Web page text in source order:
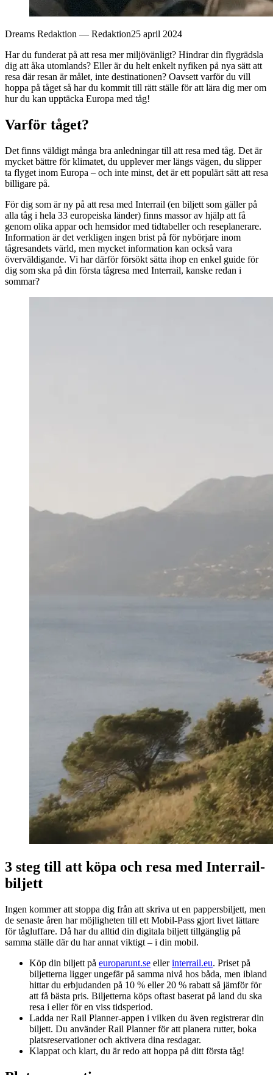
Dreams Redaktion — Redaktion25 april 2024
Har du funderat på att resa mer miljövänligt? Hindrar din flygrädsla
dig att åka utomlands? Eller är du helt enkelt nyfiken på nya sätt att
resa där resan är målet, inte destinationen? Oavsett varför du vill
hoppa på tåget så har du kommit till rätt ställe för att lära dig mer om
hur du kan upptäcka Europa med tåg!
Varför tåget?
Det finns väldigt många bra anledningar till att resa med tåg. Det är
mycket bättre för klimatet, du upplever mer längs vägen, du slipper
ta flyget inom Europa – och inte minst, det är ett populärt sätt att resa
billigare på.
För dig som är ny på att resa med Interrail (en biljett som gäller på
alla tåg i hela 33 europeiska länder) finns massor av hjälp att få
genom olika appar och hemsidor med tidtabeller och reseplanerare.
Information är det verkligen ingen brist på för nybörjare inom
tågresandets värld, men mycket information kan också vara
överväldigande. Vi har därför försökt sätta ihop en enkel guide för
dig som ska på din första tågresa med Interrail, kanske redan i
sommar?
3 steg till att köpa och resa med Interrail-
biljett
Ingen kommer att stoppa dig från att skriva ut en pappersbiljett, men
de senaste åren har möjligheten till ett Mobil-Pass gjort livet lättare
för tågluffare. Då har du alltid din digitala biljett tillgänglig på
samma ställe där du har annat viktigt – i din mobil.
Köp din biljett på europarunt.se ellerinterrail.eu. Priset på
biljetterna ligger ungefär på samma nivå hos båda, men ibland
hittar du erbjudanden på 10 % eller 20 % rabatt så jämför för
att få bästa pris. Biljetterna köps oftast baserat på land du ska
resa i eller för en viss tidsperiod.
Ladda ner Rail Planner-appen i vilken du även registrerar din
biljett. Du använder Rail Planner för att planera rutter, boka
platsreservationer och aktivera dina resdagar.
Klappat och klart, du är redo att hoppa på ditt första tåg!